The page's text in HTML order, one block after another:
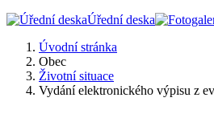
Úřední deska
Úvodní stránka
Obec
Životní situace
Vydání elektronického výpisu z